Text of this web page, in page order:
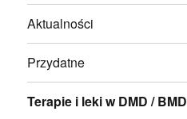
Aktualności
Przydatne
Terapie i leki w DMD / BMD